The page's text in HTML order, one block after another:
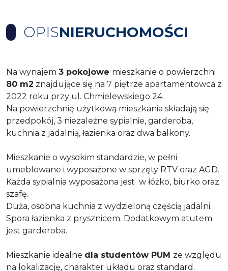
OPISNIERUCHOMOŚCI
Na wynajem 3 pokojowe mieszkanie o powierzchni
80 m2 znajdujące się na 7 piętrze apartamentowca z
2022 roku przy ul. Chmielewskiego 24.
Na powierzchnię użytkową mieszkania składają się :
przedpokój, 3 niezależne sypialnie, garderoba,
kuchnia z jadalnią, łazienka oraz dwa balkony.
Mieszkanie o wysokim standardzie, w pełni
umeblowane i wyposażone w sprzęty RTV oraz AGD.
Każda sypialnia wyposażona jest w łóżko, biurko oraz
szafę.
Duża, osobna kuchnia z wydzieloną częścią jadalni.
Spora łazienka z prysznicem. Dodatkowym atutem
jest garderoba.
Mieszkanie idealne dla studentów PUM ze względu
na lokalizację, charakter układu oraz standard.